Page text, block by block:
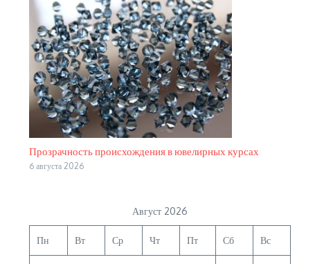
Прозрачность происхождения в ювелирных курсах
6 августа 2026
Август 2026
Пн Вт Ср Чт Пт Сб Вс